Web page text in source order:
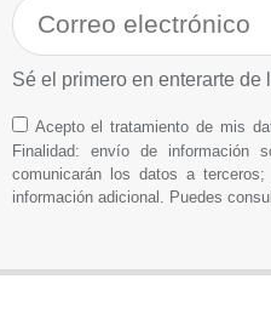
Sé el primero en enterarte
Acepto el tratamiento de mis
Finalidad: envío de información
comunicarán los datos a
información adicional. Puedes